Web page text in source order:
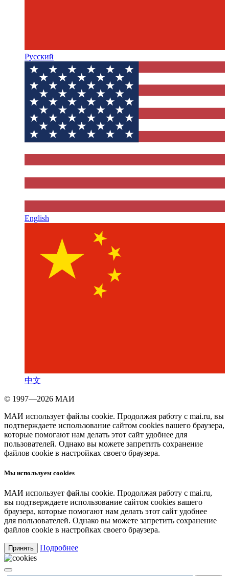
Русский
English
中文
© 1997—2026 МАИ
МАИ использует файлы cookie. Продолжая работу с mai.ru, вы
подтверждаете использование сайтом cookies вашего браузера,
которые помогают нам делать этот сайт удобнее для
пользователей. Однако вы можете запретить сохранение
файлов cookie в настройках своего браузера.
Мы используем cookies
МАИ использует файлы cookie. Продолжая работу с mai.ru,
вы подтверждаете использование сайтом cookies вашего
браузера, которые помогают нам делать этот сайт удобнее
для пользователей. Однако вы можете запретить сохранение
файлов cookie в настройках своего браузера.
Принять Подробнее